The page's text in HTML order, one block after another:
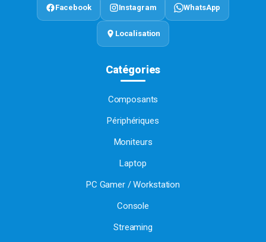
Facebook Instagram WhatsApp
Localisation
Catégories
Composants
Périphériques
Moniteurs
Laptop
PC Gamer / Workstation
Console
Streaming